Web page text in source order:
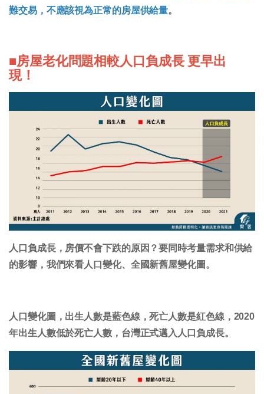
難交易，不應該視為正常的房屋供給量。
■房屋老化問題相較人口負成長 更早出
現！
人口負成長，房價不會下跌的原因？要同時考量需求和供給
的影響，我們來看人口變化、全國新舊屋變化圖。
人口變化圖，出生人數是藍色線，死亡人數是紅色線，2020
年出生人數低於死亡人數，台灣正式邁入人口負成長。